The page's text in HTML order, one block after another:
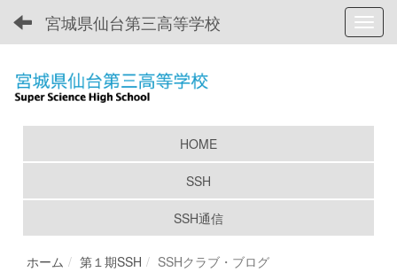
宮城県仙台第三高等学校
HOME
SSH
SSH通信
ホーム 第１期SSH SSHクラブ・ブログ